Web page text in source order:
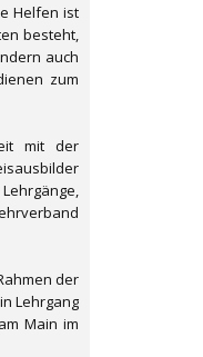
Helfen ist
besteht,
auch
zum
mit der
der
Lehrgang
Main im